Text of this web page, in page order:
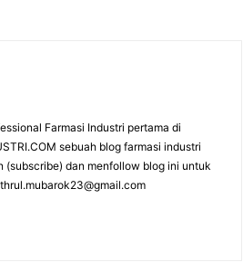
Farmasi Industri pertama di
sebuah blog farmasi industri
dan menfollow blog ini untuk